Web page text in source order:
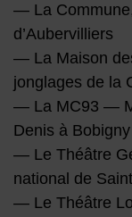
— La
d’Aubervilliers
— La Maison
jonglages de la
— La MC93 —
Denis à Bobigny
— Le Théâtre
national de
— Le Théâtre